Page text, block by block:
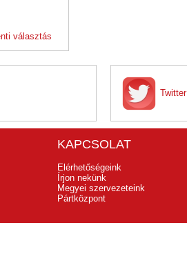
választás
Twitter
KAPCSOLAT
Elérhetőségeink
Írjon nekünk
Megyei szervezeteink
Pártközpont